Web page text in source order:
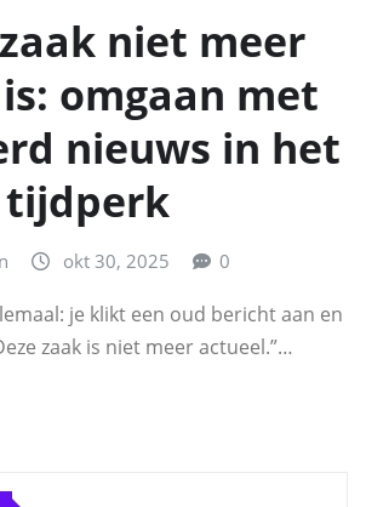
niet meer
omgaan met
nieuws in het
okt 30, 2025 0
je klikt een oud bericht aan en
zaak is niet meer actueel.”…